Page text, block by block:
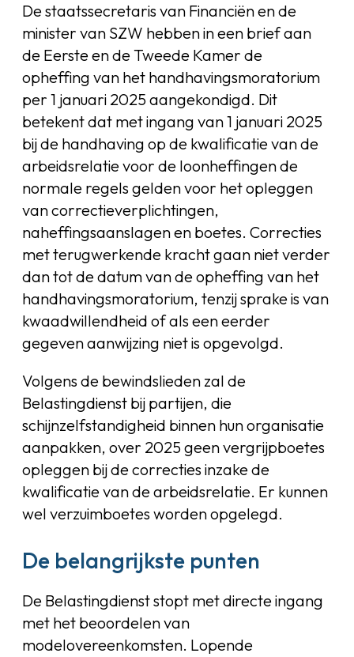
De staatssecretaris van Financiën en de
minister van SZW hebben in een brief aan
de Eerste en de Tweede Kamer de
opheffing van het handhavingsmoratorium
per 1 januari 2025 aangekondigd. Dit
betekent dat met ingang van 1 januari 2025
bij de handhaving op de kwalificatie van de
arbeidsrelatie voor de loonheffingen de
normale regels gelden voor het opleggen
van correctieverplichtingen,
naheffingsaanslagen en boetes. Correcties
met terugwerkende kracht gaan niet verder
dan tot de datum van de opheffing van het
handhavingsmoratorium, tenzij sprake is van
kwaadwillendheid of als een eerder
gegeven aanwijzing niet is opgevolgd.
Volgens de bewindslieden zal de
Belastingdienst bij partijen, die
schijnzelfstandigheid binnen hun organisatie
aanpakken, over 2025 geen vergrijpboetes
opleggen bij de correcties inzake de
kwalificatie van de arbeidsrelatie. Er kunnen
wel verzuimboetes worden opgelegd.
De belangrijkste punten
De Belastingdienst stopt met directe ingang
met het beoordelen van
modelovereenkomsten. Lopende